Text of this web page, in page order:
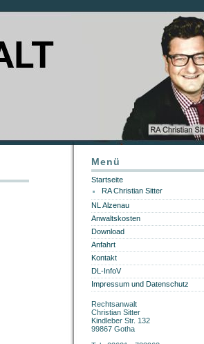
Menü
Startseite
RA Christian Sitter
NL Alzenau
Anwaltskosten
Download
Anfahrt
Kontakt
DL-InfoV
Impressum und Datenschutz
Rechtsanwalt
Christian Sitter
Kindleber Str. 132
99867 Gotha